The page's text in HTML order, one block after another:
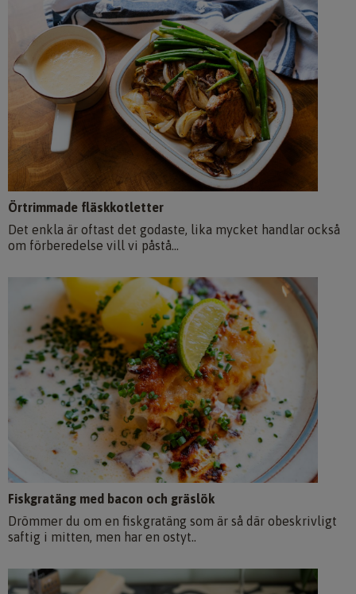
Örtrimmade fläskkotletter
Det enkla är oftast det godaste, lika mycket handlar också
om förberedelse vill vi påstå...
Fiskgratäng med bacon och gräslök
Drömmer du om en fiskgratäng som är så där obeskrivligt
saftig i mitten, men har en ostyt..